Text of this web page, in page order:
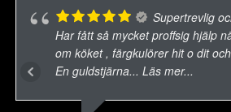
Supertrevlig
Har fått så mycket proffsig hjälp
om köket , färgkulörer hit o dit
En guldstjärna... Läs mer...